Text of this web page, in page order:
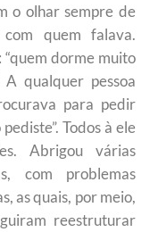
o olhar sempre de
quem falava.
dorme muito
qualquer pessoa
para pedir
Todos à ele
Abrigou várias
com problemas
as quais, por meio,
reestruturar